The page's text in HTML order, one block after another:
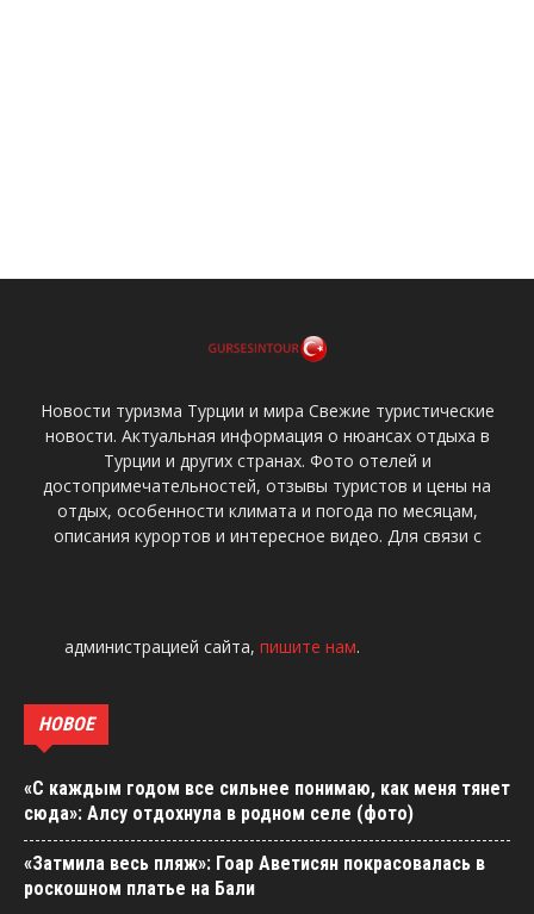
Новости туризма Турции и мира Свежие туристические
новости. Актуальная информация о нюансах отдыха в
Турции и других странах. Фото отелей и
достопримечательностей, отзывы туристов и цены на
отдых, особенности климата и погода по месяцам,
описания курортов и интересное видео. Для связи с
администрацией сайта, пишите нам.
НОВОЕ
«С каждым годом все сильнее понимаю, как меня тянет
сюда»: Алсу отдохнула в родном селе (фото)
«Затмила весь пляж»: Гоар Аветисян покрасовалась в
роскошном платье на Бали